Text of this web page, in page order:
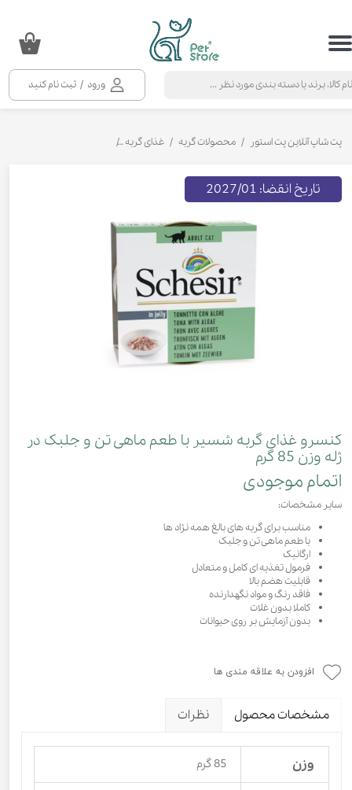
ورود / ثبت نام کنید
حساب کاربری من
خروج از حساب کاربری
۰
پت شاپ آنلاین پت استور محصولات گربه غذای گربه
کنسرو غذای گربه شسیر با طعم ماهی تن و جلبک در
ژله وزن 85 گرم
اتمام موجودی
سایر مشخصات:
مناسب برای گربه‌ های بالغ همه نژاد ها
با طعم ماهی تن و جلبک
ارگانیک
فرمول تغذیه ای کامل و متعادل
قابلیت هضم بالا
فاقد رنگ و مواد نگهدارنده
کاملا بدون غلات
بدون آزمایش بر روی حیوانات
تاریخ انقضا: 2027/01
افزودن به علاقه مندی ها
مشخصات محصول نظرات
وزن 85 گرم